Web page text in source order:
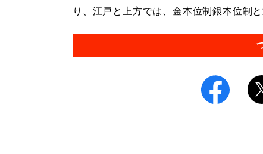
り、江戸と上方では、金本位制銀本位制